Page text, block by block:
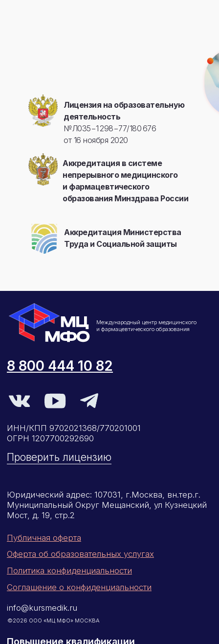
Лицензия на образовательную
деятельность
№Л035−1 298−77/180 676
от 16 ноября 2020
Аккредитация Министерства
Труда и Социальной защиты
Аккредитация в системе
непрерывного медицинского
и фармацевтического
образования Минздрава России